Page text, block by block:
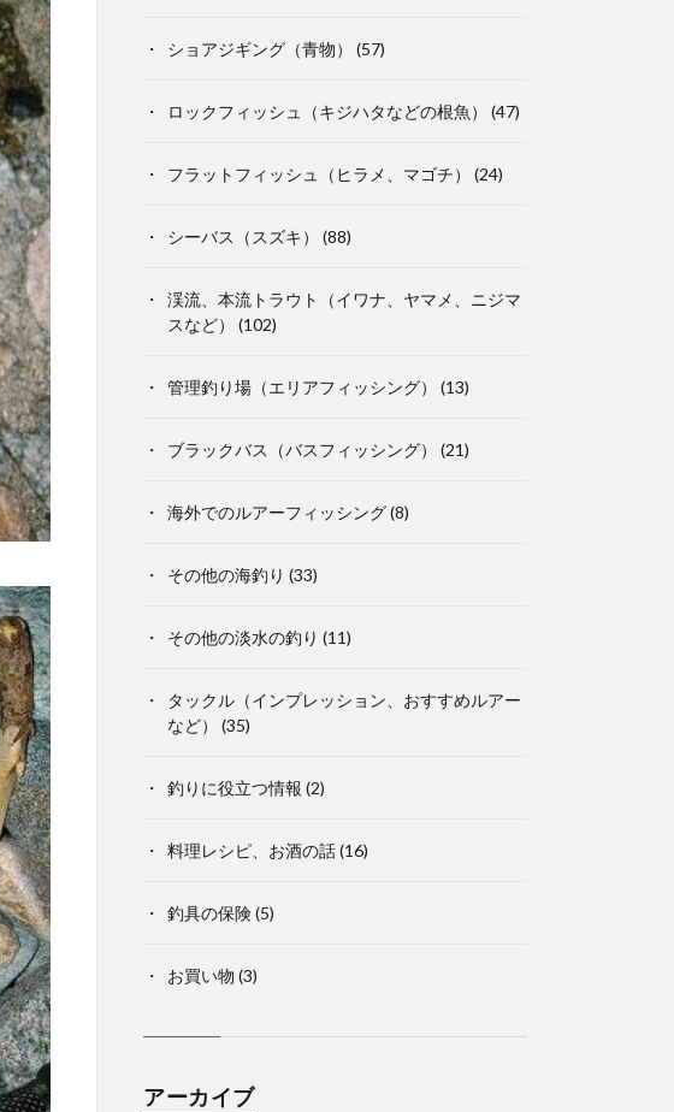
ショアジギング（青物） (57)
ロックフィッシュ（キジハタなどの根魚） (47)
フラットフィッシュ（ヒラメ、マゴチ） (24)
シーバス（スズキ） (88)
渓流、本流トラウト（イワナ、ヤマメ、ニジマ
スなど）
(102)
管理釣り場（エリアフィッシング） (13)
ブラックバス（バスフィッシング） (21)
海外でのルアーフィッシング(8)
その他の海釣り (33)
その他の淡水の釣り (11)
タックル（インプレッション、おすすめルアー
など）
(35)
釣りに役立つ情報 (2)
料理レシピ、お酒の話(16)
釣具の保険(5)
お買い物 (3)
アーカイブ